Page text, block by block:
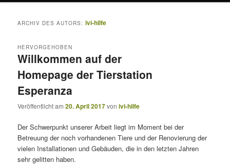
ARCHIV DES AUTORS: ivi-hilfe
Willkommen auf der
Homepage der Tierstation
Esperanza
HERVORGEHOBEN
Veröffentlicht am20. April 2017vonivi-hilfe
Der Schwerpunkt unserer Arbeit liegt im Moment bei der
Betreuung der noch vorhandenen Tiere und der Renovierung der
vielen Installationen und Gebäuden, die in den letzten Jahren
sehr gelitten haben.